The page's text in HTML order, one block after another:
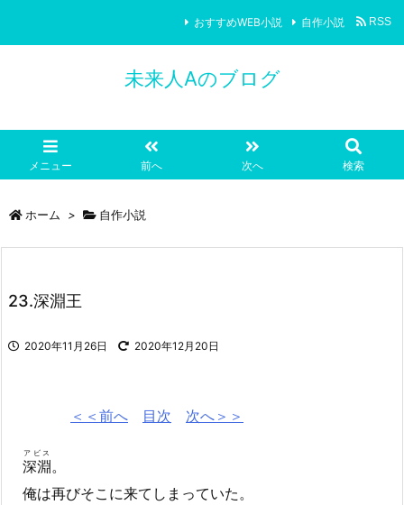
未来人Aのブログ
メニュー 前へ 次へ 検索
おすすめWEB小説 自作小説 RSS
ホーム > 自作小説
23.深淵王
2020年11月26日 2020年12月20日
＜＜前へ 目次 次へ＞＞
深淵
アビス
。
俺は再びそこに来てしまっていた。